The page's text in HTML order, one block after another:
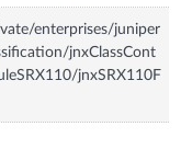
enterprises/juniper
jnxClassCont
jnxSRX110F